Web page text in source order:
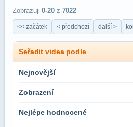
Zobrazuji 0-20 z 7022
<< začátek < předchozí další >
Seřadit videa podle
Nejnovější
Zobrazení
Nejlépe hodnocené